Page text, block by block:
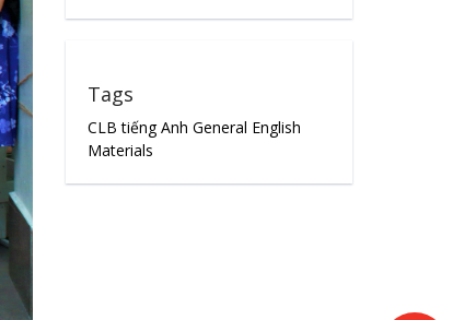
Tags
CLB tiếng Anh General English
Materials